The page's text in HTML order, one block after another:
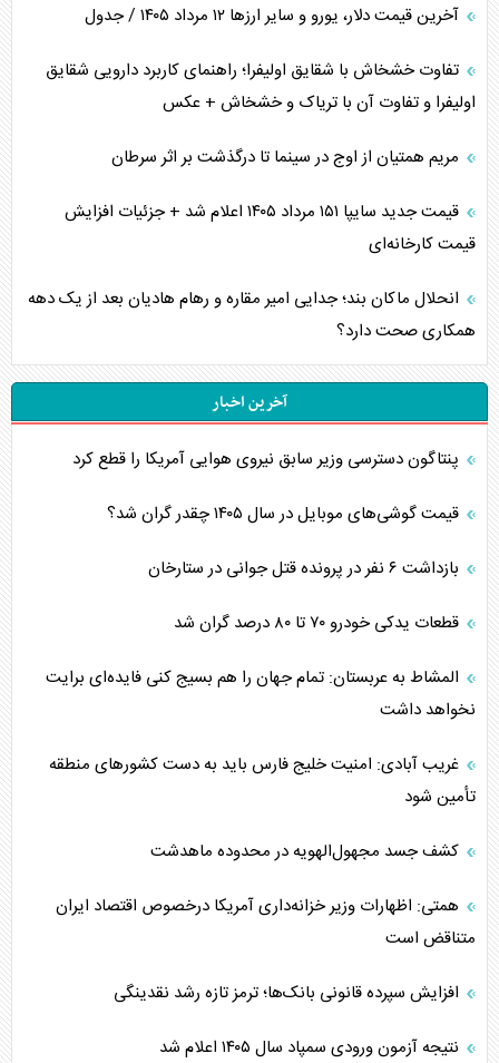
آخرین قیمت دلار، یورو و سایر ارز‌ها ۱۲ مرداد ۱۴۰۵ / جدول
تفاوت خشخاش با شقایق اولیفرا؛ راهنمای کاربرد دارویی شقایق
اولیفرا و تفاوت آن با تریاک و خشخاش + عکس
مریم همتیان از اوج در سینما تا درگذشت بر اثر سرطان
قیمت جدید سایپا ۱۵۱ مرداد ۱۴۰۵ اعلام شد + جزئیات افزایش
قیمت کارخانه‌ای
انحلال ماکان بند؛ جدایی امیر مقاره و رهام هادیان بعد از یک دهه
همکاری صحت دارد؟
آخرین اخبار
پنتاگون دسترسی وزیر سابق نیروی هوایی آمریکا را قطع کرد
قیمت گوشی‌های موبایل در سال ۱۴۰۵ چقدر گران شد؟
بازداشت ۶ نفر در پرونده قتل جوانی در ستارخان
قطعات یدکی خودرو ۷۰ تا ۸۰ درصد گران شد
المشاط به عربستان: تمام جهان را هم بسیج کنی فایده‌ای برایت
نخواهد داشت
غریب آبادی: امنیت خلیج فارس باید به دست کشورهای منطقه
تأمین شود
کشف جسد مجهول‌الهویه در محدوده ماهدشت
همتی: اظهارات وزیر خزانه‌داری آمریکا درخصوص اقتصاد ایران
متناقض است
افزایش سپرده قانونی بانک‌ها؛ ترمز تازه رشد نقدینگی
نتیجه آزمون ورودی سمپاد سال ۱۴۰۵ اعلام شد